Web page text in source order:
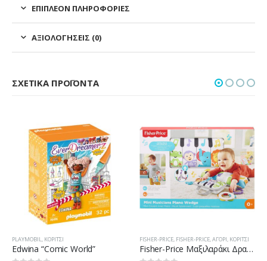
ΕΠΙΠΛΈΟΝ ΠΛΗΡΟΦΟΡΊΕΣ
ΑΞΙΟΛΟΓΉΣΕΙΣ (0)
ΣΧΕΤΙΚΆ ΠΡΟΪΌΝΤΑ
PLAYMOBIL, ΚΟΡΊΤΣΙ
Edwina “Comic World”
FISHER-PRICE, FISHER-PRICE,ΑΓΌΡΙ, ΚΟΡΊΤΣΙ
Fisher-Price Μαξιλαράκι Δραστηριοτήτων Με Φορητό Πιανάκι GJD27